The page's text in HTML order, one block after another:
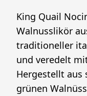
King Quail
Walnusslikör
traditioneller
und veredelt
Hergestellt aus
grünen